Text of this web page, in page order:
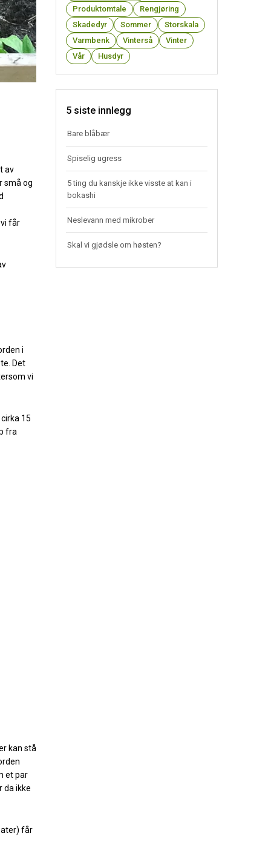
av
små og
får
i
Det
vi
15
fra
kan stå
et par
da ikke
får
Produktomtale
Rengjøring
Skadedyr
Sommer
Storskala
Varmbenk
Vinterså
Vinter
Vår
Husdyr
5 siste innlegg
Bare blåbær
Spiselig ugress
5 ting du kanskje ikke visste at kan i
bokashi
Neslevann med mikrober
Skal vi gjødsle om høsten?